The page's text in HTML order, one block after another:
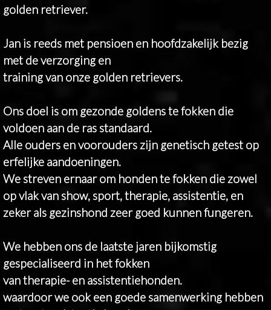
golden retriever.
Jan is reeds met pensioen en hoofdzakelijk bezig
met de verzorging en
training van onze golden retrievers.
Ons doel is om gezonde goldens te fokken die
voldoen aan de ras standaard.
Alle ouders en voorouders zijn genetisch getest op
erfelijke aandoeningen.
We streven ernaar om honden te fokken die zowel
op vlak van show, sport, therapie, assistentie, en
zeker als gezinshond zeer goed kunnen fungeren.
We hebben ons de laatste jaren bijkomstig
gespecialiseerd in het fokken
van therapie- en assistentiehonden.
waardoor we ook een goede samenwerking hebben